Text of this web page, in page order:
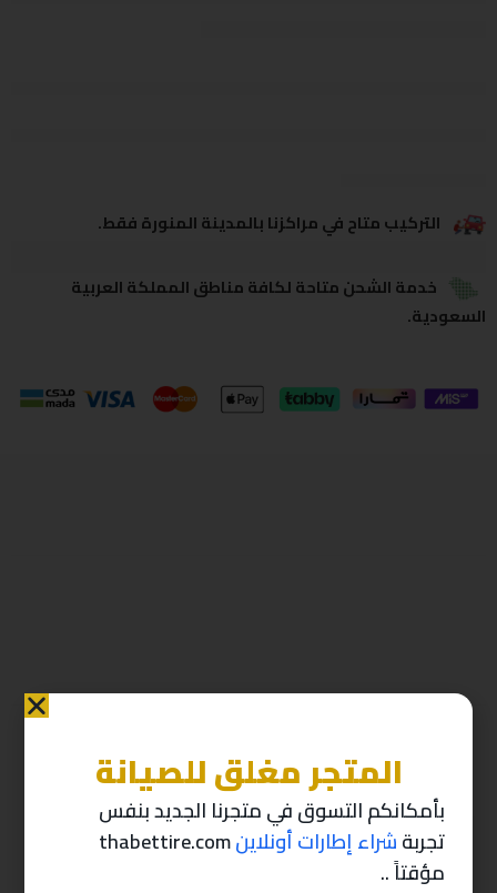
التركيب متاح في مراكزنا بالمدينة المنورة فقط.
خدمة الشحن متاحة لكافة مناطق المملكة العربية
السعودية.
منتجات ذات صله
-10%
المتجر مغلق للصيانة
بأمكانكم التسوق في متجرنا الجديد بنفس
تجربةشراء إطارات أونلاينthabettire.com
مؤقتاً ..